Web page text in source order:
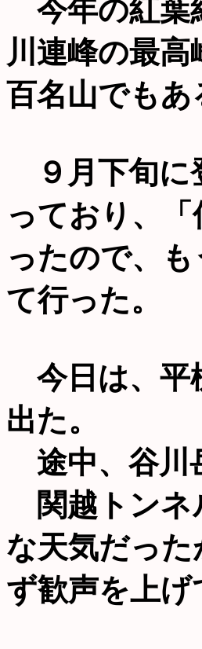
今年の紅葉
川連峰の最
百名山でもあ
９月下旬に
っており、
ったので、
て行った。
今日は、平
出た。
途中、谷川
関越トンネ
な天気だっ
ず歓声を上